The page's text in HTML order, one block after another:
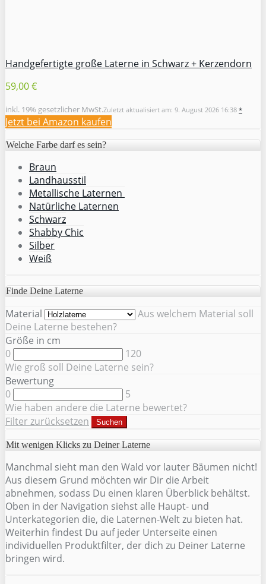
Handgefertigte große Laterne in Schwarz + Kerzendorn
59,00 €
inkl. 19% gesetzlicher MwSt.Zuletzt aktualisiert am: 9. August 2026 16:38 *
Jetzt bei Amazon kaufen
Welche Farbe darf es sein?
Braun
Landhausstil
Metallische Laternen
Natürliche Laternen
Schwarz
Shabby Chic
Silber
Weiß
Finde Deine Laterne
Material
Aus welchem Material soll
Deine Laterne bestehen?
Größe in cm
0
120
Wie groß soll Deine Laterne sein?
Bewertung
0
5
Wie haben andere die Laterne bewertet?
Filter zurücksetzen
Suchen
Mit wenigen Klicks zu Deiner Laterne
Manchmal sieht man den Wald vor lauter Bäumen nicht!
Aus diesem Grund möchten wir Dir die Arbeit
abnehmen, sodass Du einen klaren Überblick behältst.
Oben in der Navigation siehst alle Haupt- und
Unterkategorien die, die Laternen-Welt zu bieten hat.
Weiterhin findest Du auf jeder Unterseite einen
individuellen Produktfilter, der dich zu Deiner Laterne
bringen wird.